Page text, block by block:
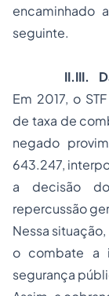
encaminhado
seguinte.
II.III.
Em 2017, o
de taxa de
negado
643.247,
a decisão
repercussão
Nessa
o combate a
segurança